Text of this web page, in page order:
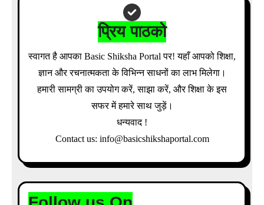
प्रिय पाठको
स्वागत है आपका Basic Shiksha Portal पर! यहाँ आपको शिक्षा,
ज्ञान और रचनात्मकता के विभिन्न साधनों का लाभ मिलेगा।
हमारी सामग्री का उपयोग करें, साझा करें, और शिक्षा के इस
सफर में हमारे साथ जुड़ें।
धन्यवाद !
Contact us: info@basicshikshaportal.com